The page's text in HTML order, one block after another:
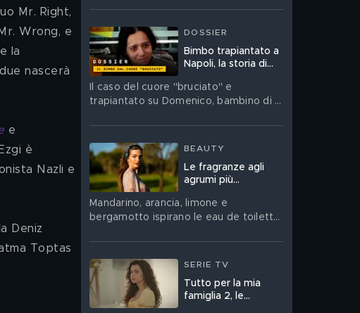
Wrong, e
la
nascerà
e
è
Nazli e
Deniz
Toptas
DOSSIER
Bimbo trapiantato a
Napoli, la storia di
"cuore bruciato"
Il caso del cuore "bruciato" e
trapiantato su Domenico, bambino di 2
BEAUTY
Le fragranze agli
agrumi più
questa estate
Mandarino, arancia, limone e
bergamotto ispirano le eau de toilette
SERIE TV
Tutto per la mia
famiglia 2, le